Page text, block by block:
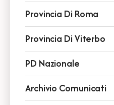
Provincia Di Roma
Provincia Di Viterbo
PD Nazionale
Archivio Comunicati